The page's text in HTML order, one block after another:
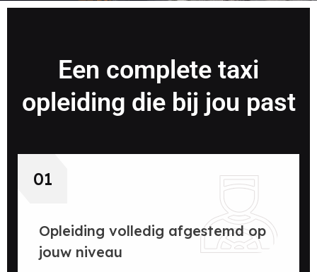
Een complete taxi
opleiding die bij jou past
01
Opleiding volledig afgestemd op
jouw niveau